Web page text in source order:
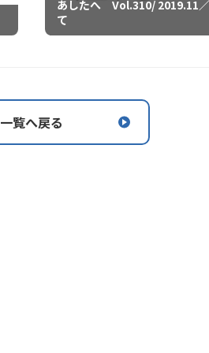
あしたへ Vol.310/ 2019.11
て
一覧へ戻る